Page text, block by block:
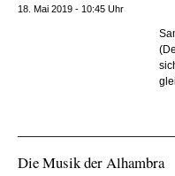
18. Mai 2019 - 10:45 Uhr
Die Musik der Alhambra